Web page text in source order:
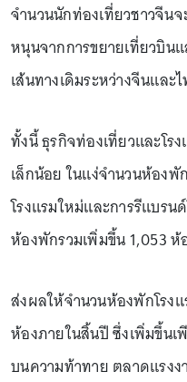
จำนวนนักท่องเที่ยวชาวจีน
หนุนจากการขยายเที่ยวบิน
เส้นทางเดิมระหว่างจีนและ
ทั้งนี้ ธุรกิจท่องเที่ยวและโร
เล็กน้อย ในแง่จำนวนห้องพั
โรงแรมใหม่และการรีแบรน
ห้องพักรวมเพิ่มขึ้น 1,053 ห้
ส่งผลให้จำนวนห้องพักโรง
ห้องภายในสิ้นปี ซึ่งเพิ่มขึ้นเ
บนความท้าทาย ตลาดแรง